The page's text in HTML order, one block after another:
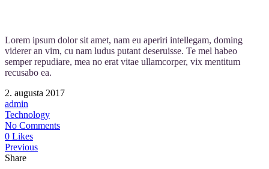
Lorem ipsum dolor sit amet, nam eu aperiri intellegam, doming
viderer an vim, cu nam ludus putant deseruisse. Te mel habeo
semper repudiare, mea no erat vitae ullamcorper, vix mentitum
recusabo ea.
2. augusta 2017
admin
Technology
No Comments
0 Likes
Previous
Share